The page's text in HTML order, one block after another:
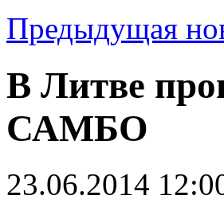
Предыдущая
В Литве
САМБО
23.06.2014